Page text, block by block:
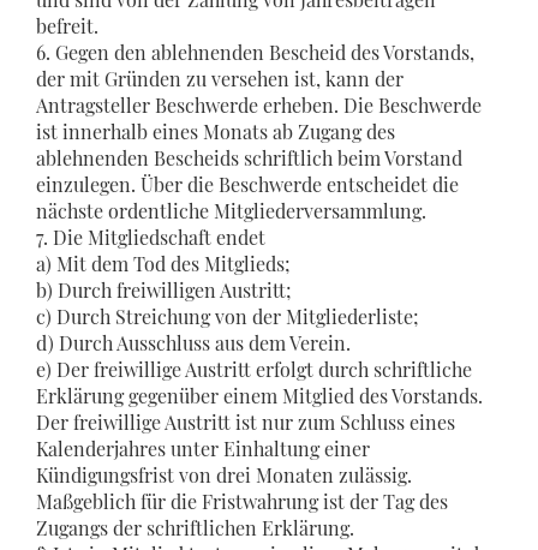
befreit.
6. Gegen den ablehnenden Bescheid des Vorstands,
der mit Gründen zu versehen ist, kann der
Antragsteller Beschwerde erheben. Die Beschwerde
ist innerhalb eines Monats ab Zugang des
ablehnenden Bescheids schriftlich beim Vorstand
einzulegen. Über die Beschwerde entscheidet die
nächste ordentliche Mitgliederversammlung.
7. Die Mitgliedschaft endet
a) Mit dem Tod des Mitglieds;
b) Durch freiwilligen Austritt;
c) Durch Streichung von der Mitgliederliste;
d) Durch Ausschluss aus dem Verein.
e) Der freiwillige Austritt erfolgt durch schriftliche
Erklärung gegenüber einem Mitglied des Vorstands.
Der freiwillige Austritt ist nur zum Schluss eines
Kalenderjahres unter Einhaltung einer
Kündigungsfrist von drei Monaten zulässig.
Maßgeblich für die Fristwahrung ist der Tag des
Zugangs der schriftlichen Erklärung.